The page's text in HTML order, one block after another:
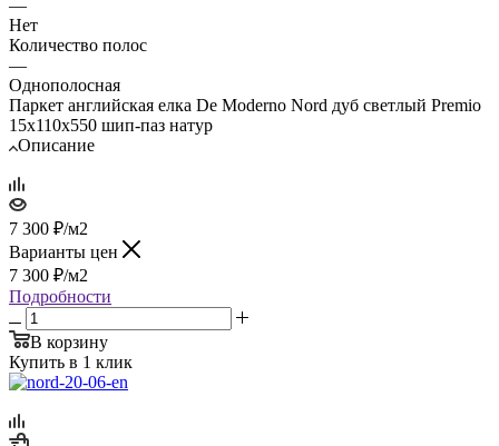
—
Нет
Количество полос
—
Однополосная
Паркет английская елка De Moderno Nord дуб светлый Premio
15х110х550 шип-паз натур
Описание
7 300 ₽/м2
Варианты цен
7 300 ₽/м2
Подробности
В корзину
Купить в 1 клик